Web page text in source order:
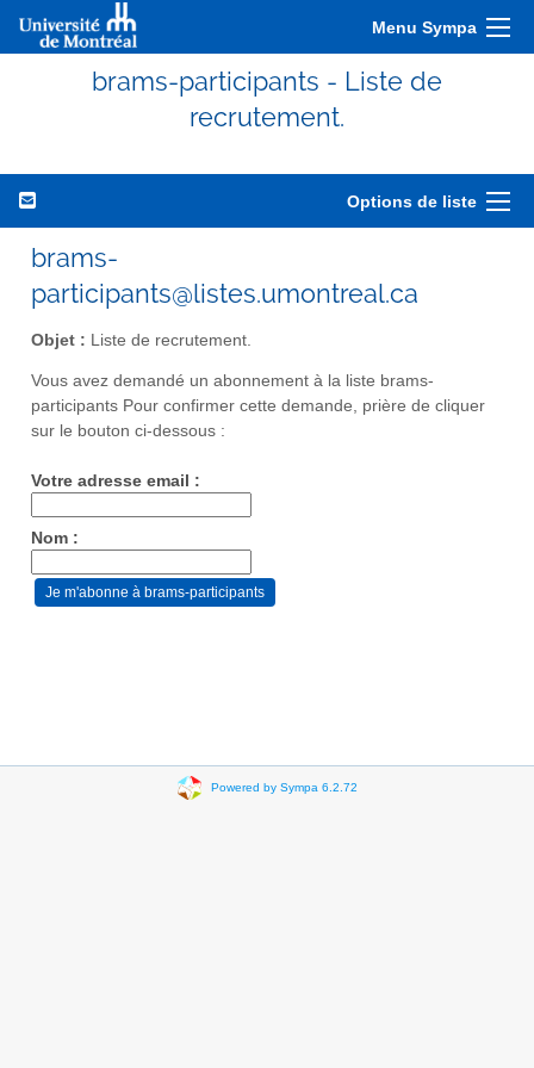
Menu Sympa
brams-participants - Liste de
recrutement.
Options de liste
brams-
participants@listes.umontreal.ca
Objet : Liste de recrutement.
Vous avez demandé un abonnement à la liste brams-
participants Pour confirmer cette demande, prière de cliquer
sur le bouton ci-dessous :
Votre adresse email :
Nom :
Powered by Sympa 6.2.72